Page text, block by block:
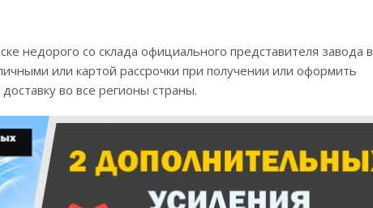
недорого со склада официального представителя завода в
или картой рассрочки при получении или оформить
во все регионы страны.